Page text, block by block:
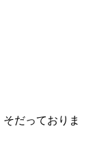
だっておりま